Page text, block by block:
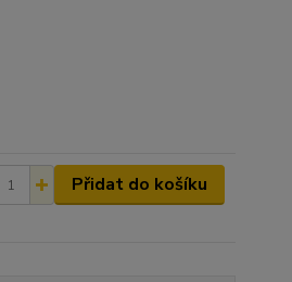
Přidat do košíku